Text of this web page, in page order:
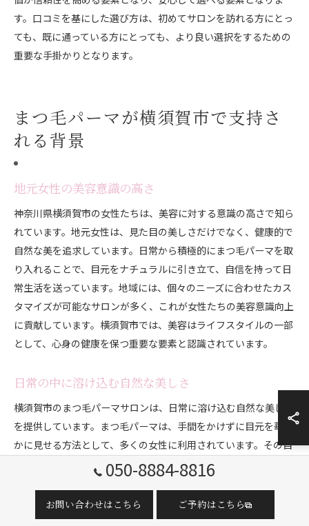
す。口コミを基にした選び方は、初めてサロンを訪れる方にとっ
ても、既に通っている方にとっても、より良い選択をするための
重要な手掛かりとなります。
まつ毛パーマが横須賀市で支持さ
れる背景
地元女性の美容意識の高さ
神奈川県横須賀市の女性たちは、美容に対する意識の高さで知ら
れています。地元女性は、見た目の美しさだけでなく、健康的で
自然な美を追求しています。日常から積極的にまつ毛パーマを取
り入れることで、目元をナチュラルに引き立て、自信を持って日
常生活を送っています。地域には、個々のニーズに合わせたカス
タマイズが可能なサロンが多く、これが女性たちの美容意識向上
に貢献しています。横須賀市では、美容はライフスタイルの一部
として、心身の健康を保つ重要な要素と認識されています。
日常の中に溶け込む自然な美しさ
横須賀市のまつ毛パーマサロンは、日常に溶け込む自然な美しさ
を提供しています。まつ毛パーマは、手間をかけずに目元を華や
かに見せる方法として、多くの女性に利用されています。その自
然な仕上がりは、化粧の時間を短縮しつつも、しっかりとした印
て、この施術は時間の節約とともに、美しさを追求するための有
効な手段となっています。自然な美しさを維持することで、毎日
050-8884-8816
お問い合わせはこちら ご予約はこちら